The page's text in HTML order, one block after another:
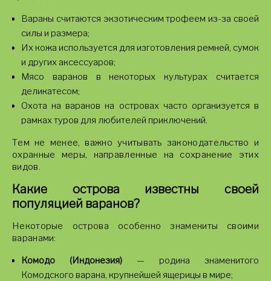
Вараны считаются экзотическим трофеем из-за своей
силы и размера;
Их кожа используется для изготовления ремней, сумок
и других аксессуаров;
Мясо варанов в некоторых культурах считается
деликатесом;
Охота на варанов на островах часто организуется в
рамках туров для любителей приключений.
Тем не менее, важно учитывать законодательство и
охранные меры, направленные на сохранение этих
видов.
Какие острова известны своей
популяцией варанов?
Некоторые острова особенно знамениты своими
варанами:
Комодо (Индонезия) — родина знаменитого
Комодского варана, крупнейшей ящерицы в мире;